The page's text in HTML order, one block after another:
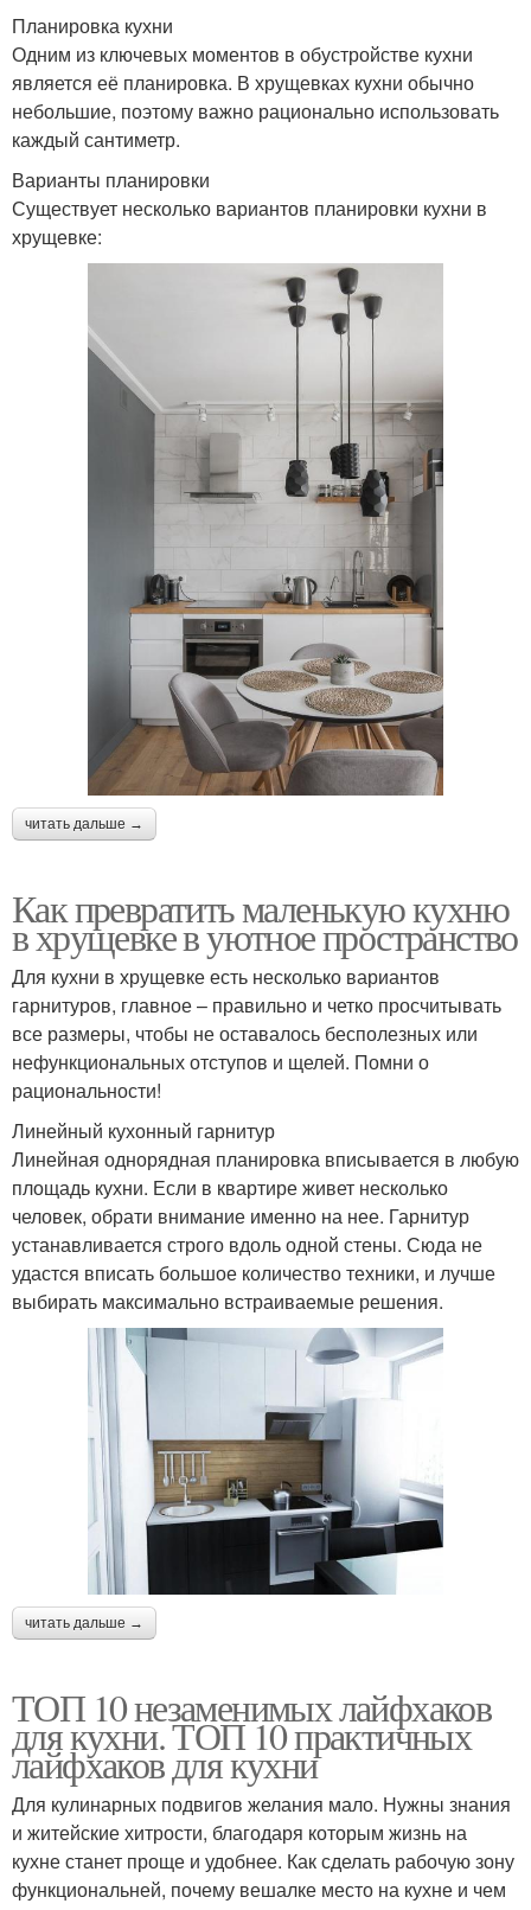
Планировка кухни
Одним из ключевых моментов в обустройстве кухни
является её планировка. В хрущевках кухни обычно
небольшие, поэтому важно рационально использовать
каждый сантиметр.
Варианты планировки
Существует несколько вариантов планировки кухни в
хрущевке:
читать дальше →
Как превратить маленькую кухню
в хрущевке в уютное пространство
Для кухни в хрущевке есть несколько вариантов
гарнитуров, главное – правильно и четко просчитывать
все размеры, чтобы не оставалось бесполезных или
нефункциональных отступов и щелей. Помни о
рациональности!
Линейный кухонный гарнитур
Линейная однорядная планировка вписывается в любую
площадь кухни. Если в квартире живет несколько
человек, обрати внимание именно на нее. Гарнитур
устанавливается строго вдоль одной стены. Сюда не
удастся вписать большое количество техники, и лучше
выбирать максимально встраиваемые решения.
читать дальше →
ТОП 10 незаменимых лайфхаков
для кухни. ТОП 10 практичных
лайфхаков для кухни
Для кулинарных подвигов желания мало. Нужны знания
и житейские хитрости, благодаря которым жизнь на
кухне станет проще и удобнее. Как сделать рабочую зону
функциональней, почему вешалке место на кухне и чем